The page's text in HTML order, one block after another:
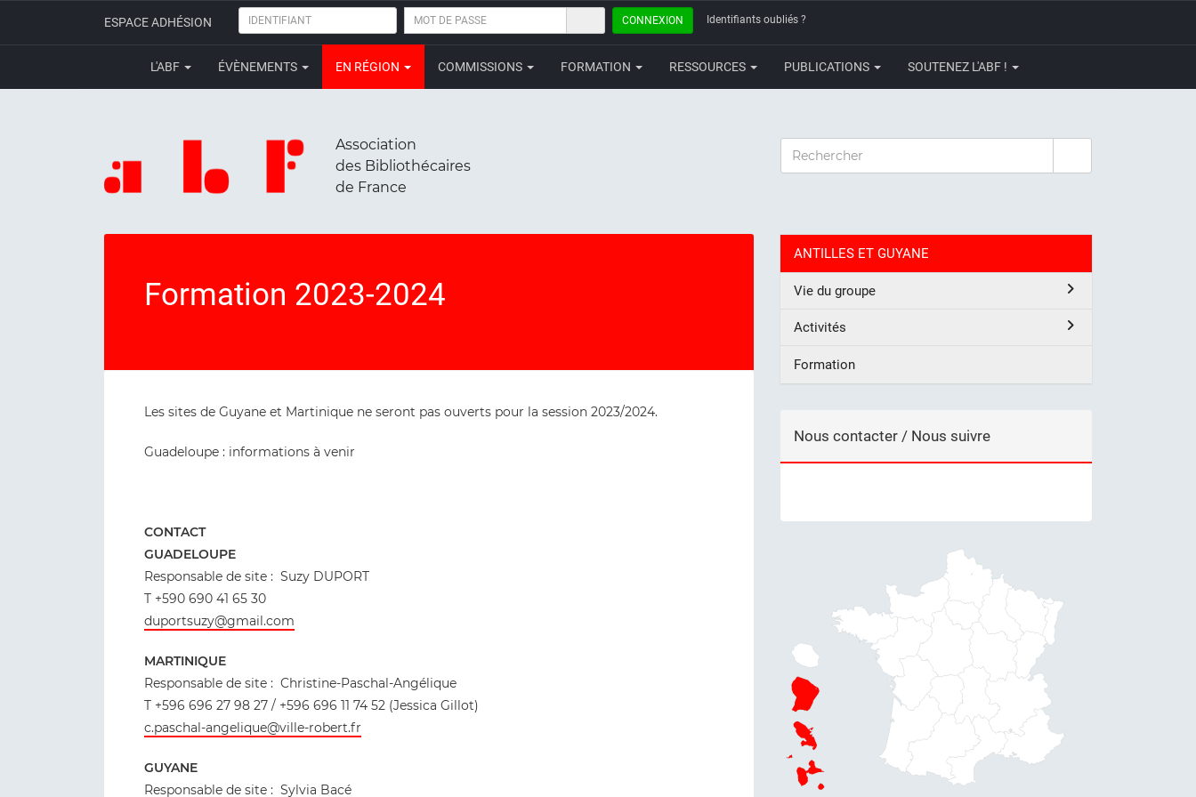
ESPACE ADHÉSION IDENTIFIANT
MOT
PASSE
CONNEXION Identifiants oubliés ?
L'ABF ÉVÈNEMENTS EN RÉGION COMMISSIONS FORMATION RESSOURCES PUBLICATIONS SOUTENEZ L'ABF !
Association
des Bibliothécaires
de France
RECHERCHER
Formation 2023-2024
Les sites de Guyane et Martinique ne seront pas ouverts pour la session 2023/2024.
Guadeloupe : informations à venir
CONTACT
GUADELOUPE
Responsable de site : Suzy DUPORT
T +590 690 41 65 30
duportsuzy@gmail.com
MARTINIQUE
Responsable de site : Christine-Paschal-Angélique
T +596 696 27 98 27 / +596 696 11 74 52 (Jessica Gillot)
c.paschal-angelique@ville-robert.fr
GUYANE
Responsable de site : Sylvia Bacé
ANTILLES ET GUYANE
Vie du groupe
Activités
Formation
Nous contacter / Nous suivre